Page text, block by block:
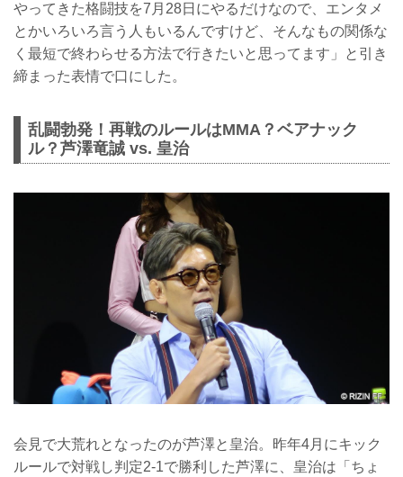
やってきた格闘技を7月28日にやるだけなので、エンタメ
とかいろいろ言う人もいるんですけど、そんなもの関係な
く最短で終わらせる方法で行きたいと思ってます」と引き
締まった表情で口にした。
乱闘勃発！再戦のルールはMMA？ベアナック
ル？芦澤竜誠 vs. 皇治
会見で大荒れとなったのが芦澤と皇治。昨年4月にキック
ルールで対戦し判定2-1で勝利した芦澤に、皇治は「ちょ